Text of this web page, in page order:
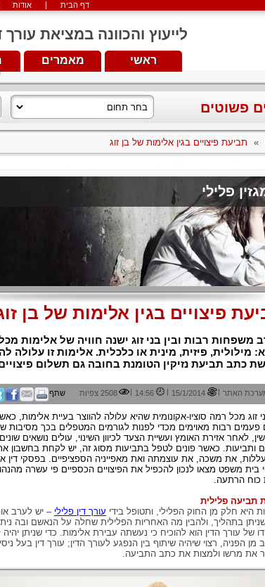
אודות דף הבית
לייעוץ והכוונה במציאת עורך דין
מאמרים ראשי
פשוטים
» תביעת פיצויים בגין אלימות של בן זוג
פלילי
פיצויים בגין אלימות של בן
משפחות רבות ובין בני זוג ישנה חוויה של אלימות
מילולית, פיזית, מינית או כלכלית. אלימות זו עלולה
כתב תביעת נזיקין הטומנת בחובה גם תשלום
האתר |
15/1/2014
|
14:56
| 2508 צפיות שתף
זוג מכל רמה סוציו-אקונומית שהיא עלולה להווצר בעיית אלימות,
פעמים רבות מאוימים מכדי לפנות לגורמים המטפלים בכך מסיבות
לאחר אזירת האומץ ועשיית הצעד לכיוון השינוי, עולים נושאים
ותביעות. כאשר פונים לטפל בתביעות מסוג זה, יש לקחת בחשבון
את משכה, את עוצמתה ואת מאפייניה הספציפיים. בפסקי דין
בית משפט מצאו לנכון להכפיל את הפיצויים הכספיים פי עשרה
כוח הרתעה.
תביעה פלילית
היא חלק מן החוק הפלילי, ותטופל בידי עורך דין פלילי – יש לערב
בתהליך, ולהבין מה האחריות הפלילית שחלה על הנאשם ובה
של עורך הדין הוא להוכיח כי נעשתה עבירת אלימות. כדי שניתן
מן הפניה, רצוי שיהיה שיתוף בין הנפגע לעורך הדין; עורך דין בעל
את מרשו ולמצות את כתב התביעה.